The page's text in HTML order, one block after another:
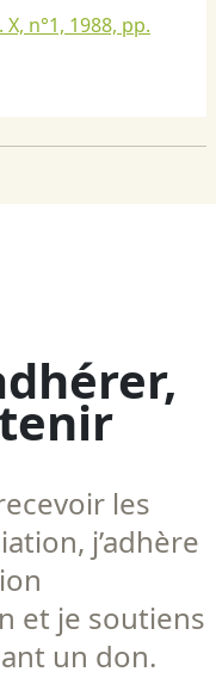
n°1, 1988, pp.
les
j’adhère
et je soutiens
un don.